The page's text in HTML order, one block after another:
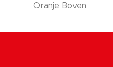
Oranje Boven